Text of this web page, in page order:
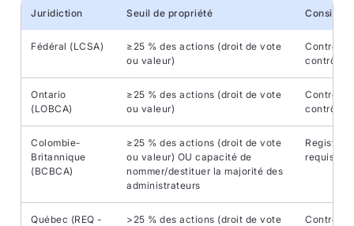
Juridiction Seuil de propriété
Fédéral (LCSA)
≥25 % des actions (droit de vote
ou valeur)
Contrôle
contrôle
Ontario
(LOBCA)
≥25 % des actions (droit de vote
ou valeur)
Contrôle
contrôle
Colombie-
Britannique
(BCBCA)
≥25 % des actions (droit de vote
ou valeur) OU capacité de
nommer/destituer la majorité des
administrateurs
Registre
requis
Québec (REQ -
>25 % des actions (droit de vote
Contrôle